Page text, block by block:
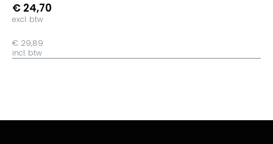
€ 24,70
excl. btw
€ 29,89
incl. btw